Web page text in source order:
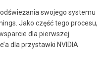
swojego systemu
Jako część tego procesu,
dla pierwszej
dla przystawki NVIDIA